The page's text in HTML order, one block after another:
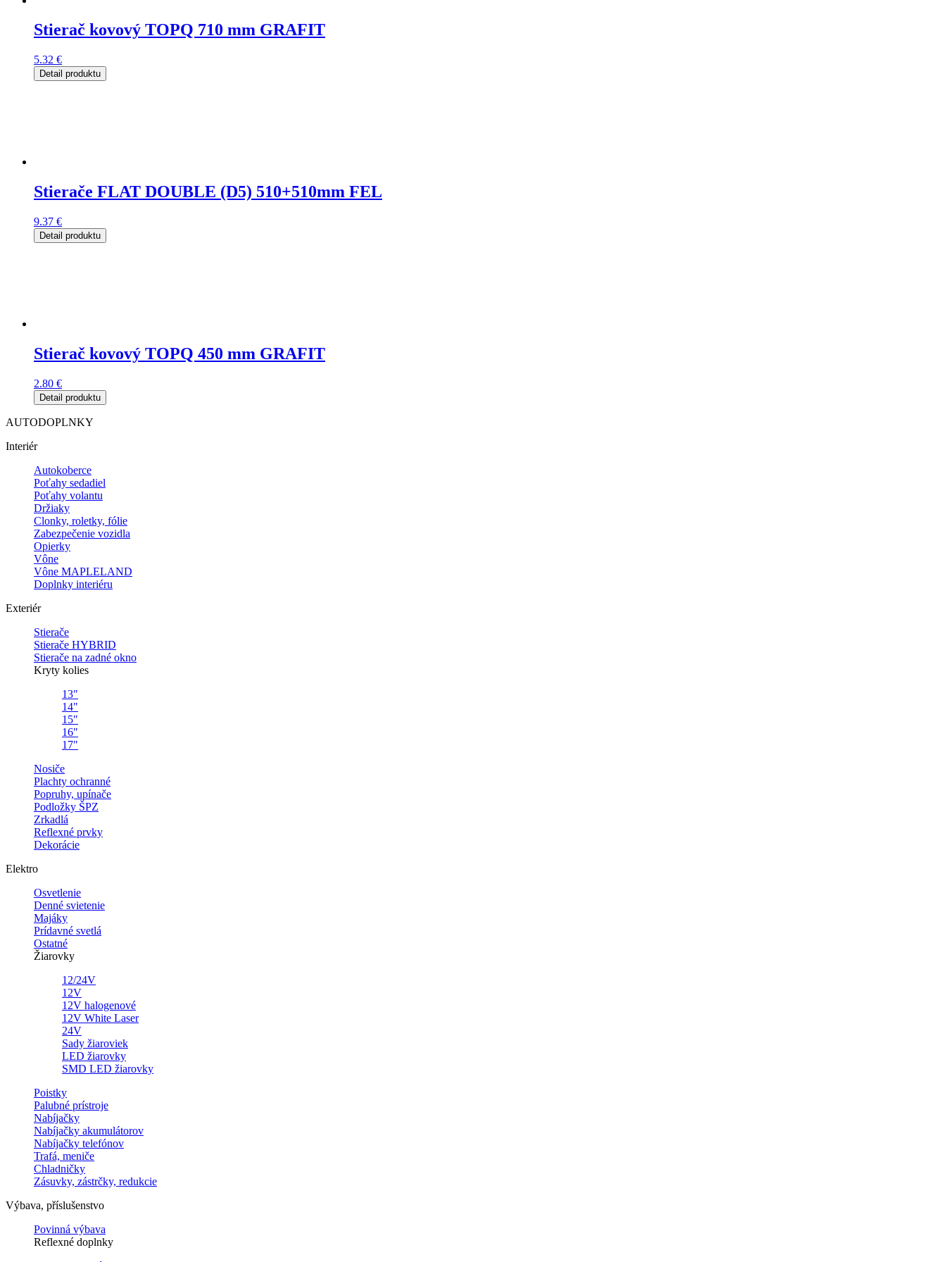
Stierač kovový TOPQ 710 mm GRAFIT
5.32 €
Detail produktu
Stierače FLAT DOUBLE (D5) 510+510mm FEL
9.37 €
Detail produktu
Stierač kovový TOPQ 450 mm GRAFIT
2.80 €
Detail produktu
AUTODOPLNKY
Interiér
Autokoberce
Poťahy sedadiel
Poťahy volantu
Držiaky
Clonky, roletky, fólie
Zabezpečenie vozidla
Opierky
Vône
Vône MAPLELAND
Doplnky interiéru
Exteriér
Stierače
Stierače HYBRID
Stierače na zadné okno
Kryty kolies
13"
14"
15"
16"
17"
Nosiče
Plachty ochranné
Popruhy, upínače
Podložky ŠPZ
Zrkadlá
Reflexné prvky
Dekorácie
Elektro
Osvetlenie
Denné svietenie
Majáky
Prídavné svetlá
Ostatné
Žiarovky
12/24V
12V
12V halogenové
12V White Laser
24V
Sady žiaroviek
LED žiarovky
SMD LED žiarovky
Poistky
Palubné prístroje
Nabíjačky
Nabíjačky akumulátorov
Nabíjačky telefónov
Trafá, meniče
Chladničky
Zásuvky, zástrčky, redukcie
Výbava, příslušenstvo
Povinná výbava
Reflexné doplnky